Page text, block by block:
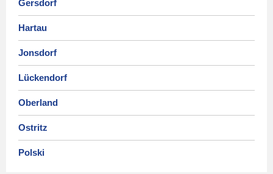
Gersdorf
Hartau
Jonsdorf
Lückendorf
Oberland
Ostritz
Polski